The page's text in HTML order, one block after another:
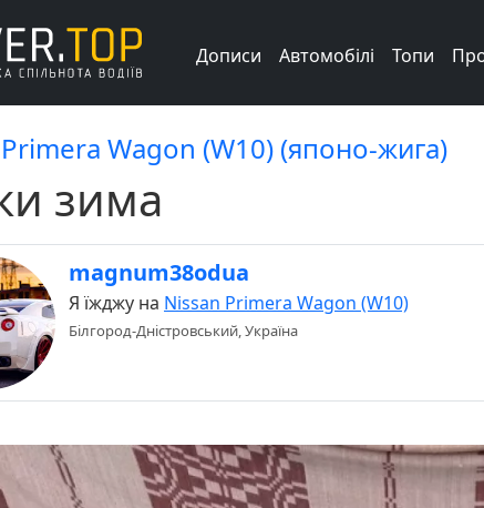
Дописи Автомобілі Топи
Wagon (W10) (японо-жига)
зима
magnum38odua
Я їжджу на Nissan Primera Wagon (W10)
Білгород-Дністровський, Україна